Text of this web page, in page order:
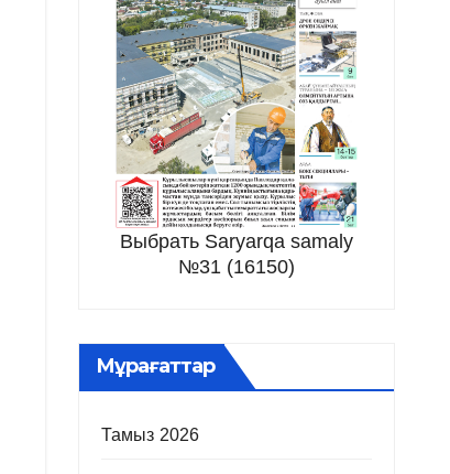
Выбрать Saryarqa samaly
№31 (16150)
Мұрағаттар
Тамыз 2026